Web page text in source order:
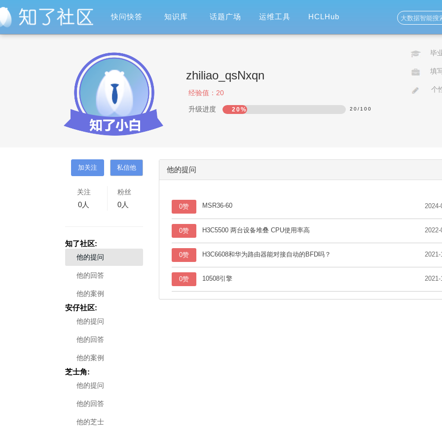
快问快答 知识库 话题广场 运维工具 HCLHub
zhiliao_qsNxqn
经验值： 20
升级进度 20% 20/ 100
毕
填
个
关注
0人
粉丝
0人
知了社区:
他的提问
他的回答
他的案例
安仔社区:
他的提问
他的回答
他的案例
芝士角:
他的提问
他的回答
他的芝士
他的提问
0赞 MSR36-60
0赞 H3C5500 两台设备堆叠 CPU使用率高
0赞 H3C6608和华为路由器能对接自动的BFD吗？ 2021-
0赞 10508引擎 2021-